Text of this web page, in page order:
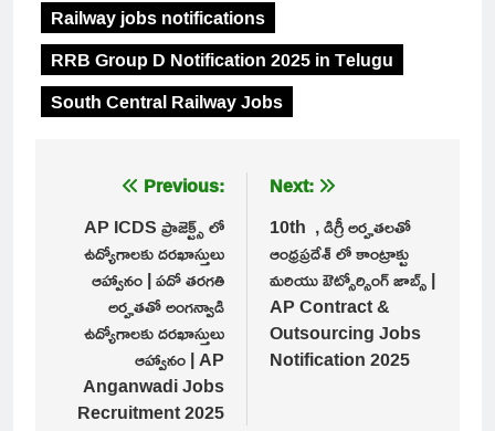
Railway jobs notifications
RRB Group D Notification 2025 in Telugu
South Central Railway Jobs
navigation
Previous:
AP ICDS ప్రాజెక్ట్స్ లో
ఉద్యోగాలకు దరఖాస్తులు
ఆహ్వానం | పదో తరగతి
అర్హతతో అంగన్వాడి
ఉద్యోగాలకు దరఖాస్తులు
ఆహ్వానం | AP
Anganwadi Jobs
Recruitment 2025
Next:
10th , డిగ్రీ అర్హతలతో
ఆంధ్రప్రదేశ్ లో కాంట్రాక్టు
మరియు ఔట్సోర్సింగ్ జాబ్స్ |
AP Contract &
Outsourcing Jobs
Notification 2025